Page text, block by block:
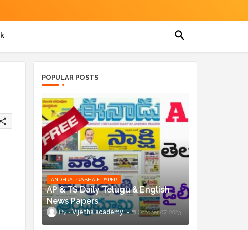
POPULAR POSTS
ANDHRA PRABHA E PAPER
AP & TS Daily Telugu & English
News Papers
Vijetha academy October 07, 2023